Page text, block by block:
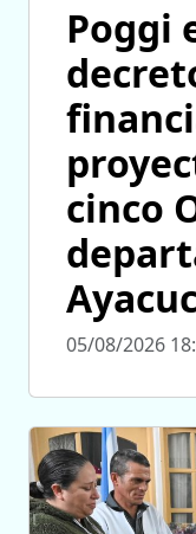
Poggi
cinco
05/08/2026